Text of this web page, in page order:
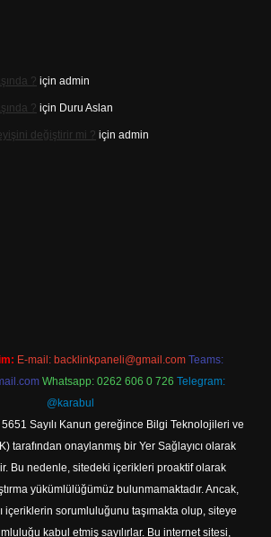
? için admin
? için Duru Aslan
değiştirir mi ? için admin
E-mail: backlinkpaneli@gmail.com Teams:
Whatsapp: 0262 606 0 726 Telegram:
@karabul
Sayılı Kanun gereğince Bilgi Teknolojileri ve
tarafından onaylanmış bir Yer Sağlayıcı olarak
Bu nedenle, sitedeki içerikleri proaktif olarak
yükümlülüğümüz bulunmamaktadır. Ancak,
içeriklerin sorumluluğunu taşımakta olup, siteye
kabul etmiş sayılırlar. Bu internet sitesi,